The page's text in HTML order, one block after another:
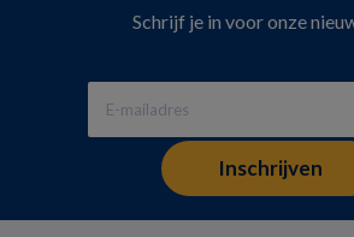
Schrijf je in voor onze